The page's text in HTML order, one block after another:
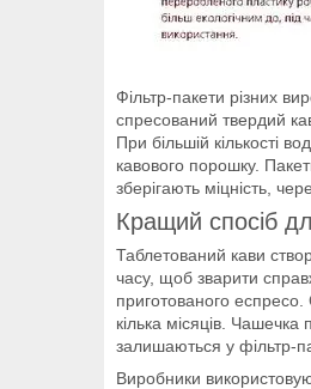
Фільтр-пакети різних
спресований твердий
При більшій кількості
кавового порошку.
зберігають міцність,
Кращий спосіб
Таблетований кави
часу, щоб зварити
приготованого
кілька місяців.
залишаються у фільтр-
Виробники